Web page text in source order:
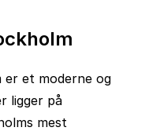
et moderne og
ligger på
mest